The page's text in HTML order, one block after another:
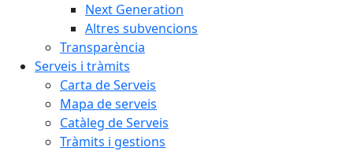
Next Generation
Altres subvencions
Transparència
Serveis i tràmits
Carta de Serveis
Mapa de serveis
Catàleg de Serveis
Tràmits i gestions